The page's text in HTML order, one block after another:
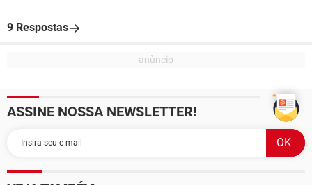
9 Respostas
ASSINE NOSSA NEWSLETTER!